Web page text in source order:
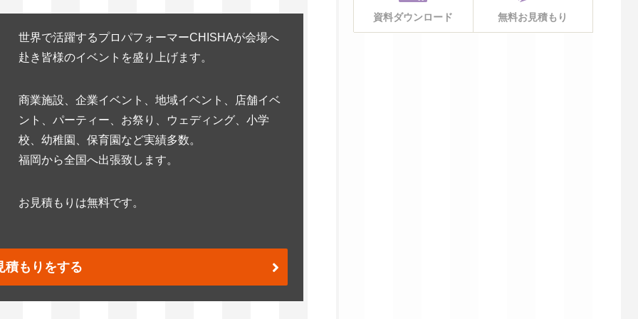
世界で活躍するプロパフォーマーCHISHAが会場へ
赴き皆様のイベントを盛り上げます。
商業施設、企業イベント、地域イベント、店舗イベ
ント、パーティー、お祭り、ウェディング、小学
校、幼稚園、保育園など実績多数。
福岡から全国へ出張致します。
お見積もりは無料です。
積もりをする
資料ダウンロード 無料お見積もり